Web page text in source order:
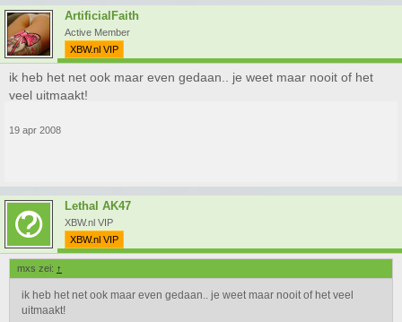
ArtificialFaith
Active Member
XBW.nl VIP
ik heb het net ook maar even gedaan.. je weet maar nooit of het
veel uitmaakt!
19 apr 2008
Lethal AK47
XBW.nl VIP
XBW.nl VIP
mxs zei: ↑
ik heb het net ook maar even gedaan.. je weet maar nooit of het veel
uitmaakt!